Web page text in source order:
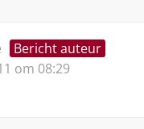
Bericht auteur
om 08:29